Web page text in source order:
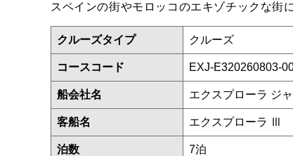
スペインの街やモロッコのエキゾチックな街
クルーズタイプ クルーズ
コースコード EXJ-E320260803-
船会社名 エクスプローラ ジ
客船名 エクスプローラ Ⅲ
泊数 7泊